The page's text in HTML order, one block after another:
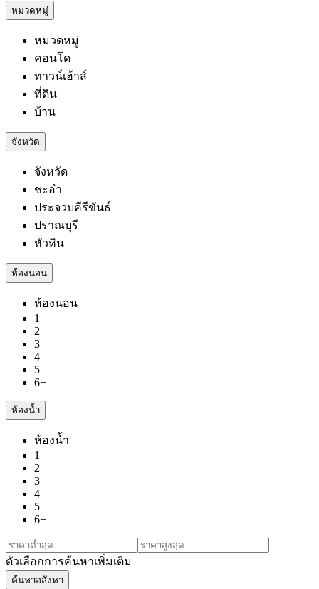
หมวดหมู่
หมวดหมู่
คอนโด
ทาวน์เฮ้าส์
ที่ดิน
บ้าน
จังหวัด
จังหวัด
ชะอำ
ประจวบคีรีขันธ์
ปราณบุรี
หัวหิน
ห้องนอน
ห้องนอน
1
2
3
4
5
6+
ห้องน้ำ
ห้องน้ำ
1
2
3
4
5
6+
ตัวเลือกการค้นหาเพิ่มเติม
ค้นหาอสังหา